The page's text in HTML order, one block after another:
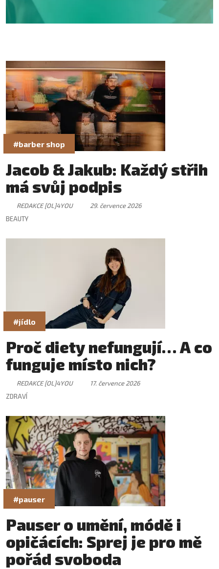
#barber shop
Jacob & Jakub: Každý střih
má svůj podpis
REDAKCE [OL]4YOU
29. července 2026
BEAUTY
#jídlo
Proč diety nefungují… A co
funguje místo nich?
REDAKCE [OL]4YOU
17. července 2026
ZDRAVÍ
#pauser
Pauser o umění, módě i
opičácích: Sprej je pro mě
pořád svoboda